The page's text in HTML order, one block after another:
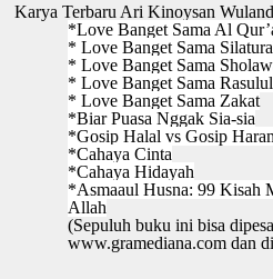
Karya Terbaru Ari Kinoysan
*Love Banget Sama Al
* Love Banget Sama
* Love Banget Sama
* Love Banget Sama
* Love Banget Sama Zakat
*Biar Puasa Nggak Sia-sia
*Gosip Halal vs Gosip
*Cahaya Cinta
*Cahaya Hidayah
*Asmaaul Husna: 99 Kisah
Allah
www.gramediana.com dan